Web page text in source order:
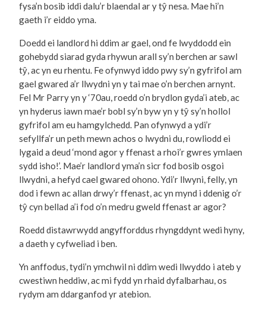
fysa’n bosib iddi dalu’r blaendal ar y tŷ nesa. Mae hi’n
gaeth i’r eiddo yma.
Doedd ei landlord hi ddim ar gael, ond fe lwyddodd ein
gohebydd siarad gyda rhywun arall sy’n berchen ar sawl
tŷ, ac yn eu rhentu. Fe ofynwyd iddo pwy sy’n gyfrifol am
gael gwared a’r llwydni yn y tai mae o’n berchen arnynt.
Fel Mr Parry yn y ‘70au, roedd o’n brydlon gyda’i ateb, ac
yn hyderus iawn mae’r bobl sy’n byw yn y tŷ sy’n hollol
gyfrifol am eu hamgylchedd. Pan ofynwyd a ydi’r
sefyllfa’r un peth mewn achos o lwydni du, rowliodd ei
lygaid a deud ‘mond agor y ffenast a rhoi’r gwres ymlaen
sydd isho!’. Mae’r landlord yma’n sicr fod bosib osgoi
llwydni, a hefyd cael gwared ohono. Ydi’r llwyni, felly, yn
dod i fewn ac allan drwy’r ffenast, ac yn mynd i ddenig o’r
tŷ cyn bellad a’i fod o’n medru gweld ffenast ar agor?
Roedd distawrwydd angyfforddus rhyngddynt wedi hyny,
a daeth y cyfweliad i ben.
Yn anffodus, tydi’n ymchwil ni ddim wedi llwyddo i ateb y
cwestiwn heddiw, ac mi fydd yn rhaid dyfalbarhau, os
rydym am ddarganfod yr atebion.